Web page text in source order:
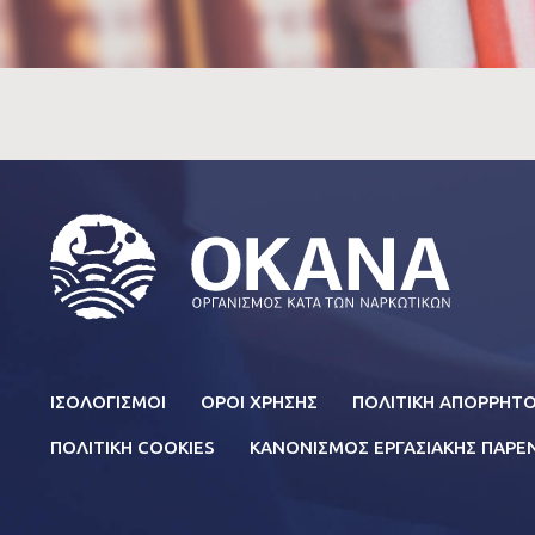
Σε όλες τις κατηγορίες της ιστοσελίδας μας θα
πληροφορίες για το έργο του ΟΚΑΝΑ και τα
σε όλους τους τομείς των δραστηριοτήτων
κατηγορία FAQ θα βρείτε πιο εξειδικευμένα
και θεραπείας αλλά και πληροφορίες για τις
πληροφορία που δεν μπορείτε να βρείτε μέσα
MENU
ΙΣΟΛΟΓΙΣΜΟΙ ΟΡΟΙ ΧΡΗΣΗΣ ΠΟΛΙΤΙΚΗ
ΠΟΛΙΤΙΚΗ COOKIES ΚΑΝΟΝΙΣΜΟΣ ΕΡΓΑΣΙΑΚΗΣ